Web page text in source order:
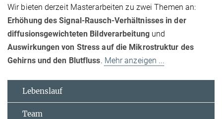
Wir bieten derzeit Masterarbeiten zu zwei Themen an:
Erhöhung des Signal-Rausch-Verhältnisses in der
diffusionsgewichteten Bildverarbeitungund
Auswirkungen von Stress auf die Mikrostruktur des
Gehirns und den Blutfluss. Mehr anzeigen ...
Lebenslauf
Team